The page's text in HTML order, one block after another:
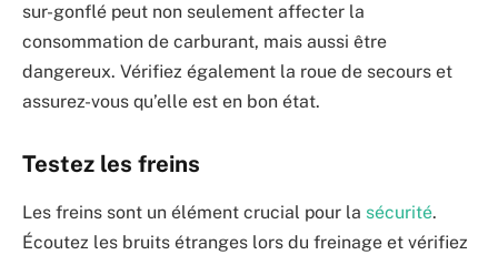
sur-gonflé peut non seulement affecter la
consommation de carburant, mais aussi être
dangereux. Vérifiez également la roue de secours et
assurez-vous qu’elle est en bon état.
Testez les freins
Les freins sont un élément crucial pour la sécurité.
Écoutez les bruits étranges lors du freinage et vérifiez